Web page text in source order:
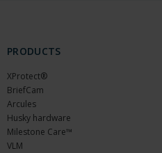
PRODUCTS
XProtect®
BriefCam
Arcules
Husky hardware
Milestone Care™
VLM